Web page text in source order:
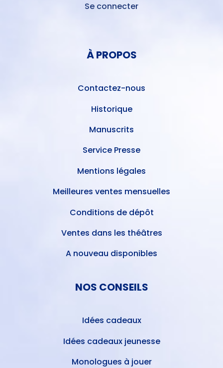
Se connecter
À PROPOS
Contactez-nous
Historique
Manuscrits
Service Presse
Mentions légales
Meilleures ventes mensuelles
Conditions de dépôt
Ventes dans les théâtres
A nouveau disponibles
NOS CONSEILS
Idées cadeaux
Idées cadeaux jeunesse
Monologues à jouer